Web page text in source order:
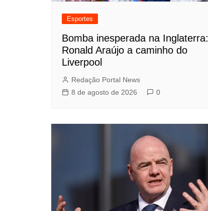
Esportes
Bomba inesperada na Inglaterra:
Ronald Araújo a caminho do
Liverpool
Redação Portal News
8 de agosto de 2026
0